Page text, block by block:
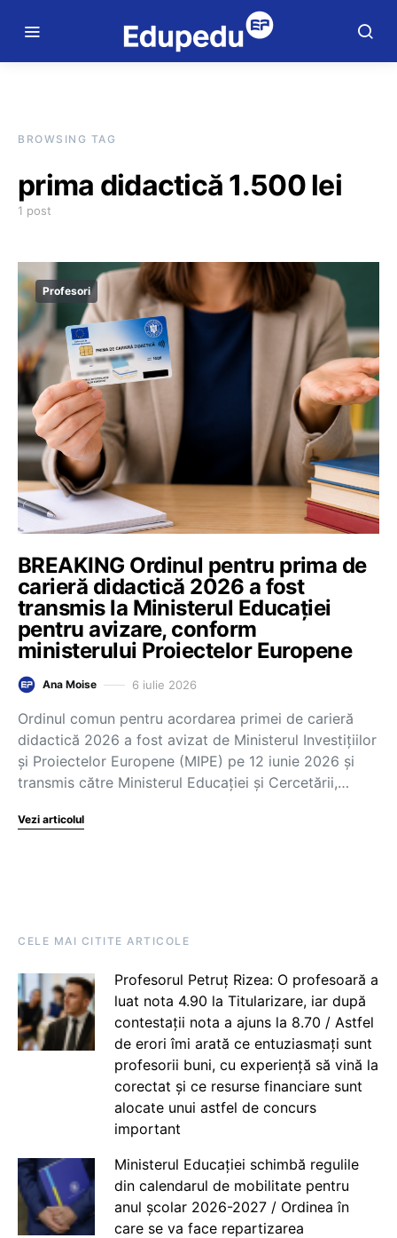
BROWSING TAG
prima didactică 1.500 lei
1 post
Profesori
BREAKING Ordinul pentru prima de
carieră didactică 2026 a fost
transmis la Ministerul Educației
pentru avizare, conform
ministerului Proiectelor Europene
Ana Moise 6 iulie 2026
Ordinul comun pentru acordarea primei de carieră
didactică 2026 a fost avizat de Ministerul Investițiilor
și Proiectelor Europene (MIPE) pe 12 iunie 2026 și
transmis către Ministerul Educației și Cercetării,…
Vezi articolul
CELE MAI CITITE ARTICOLE
Profesorul Petruț Rizea: O profesoară a
luat nota 4.90 la Titularizare, iar după
contestații nota a ajuns la 8.70 / Astfel
de erori îmi arată ce entuziasmați sunt
profesorii buni, cu experiență să vină la
corectat și ce resurse financiare sunt
alocate unui astfel de concurs
important
Ministerul Educației schimbă regulile
din calendarul de mobilitate pentru
anul școlar 2026-2027 / Ordinea în
care se va face repartizarea